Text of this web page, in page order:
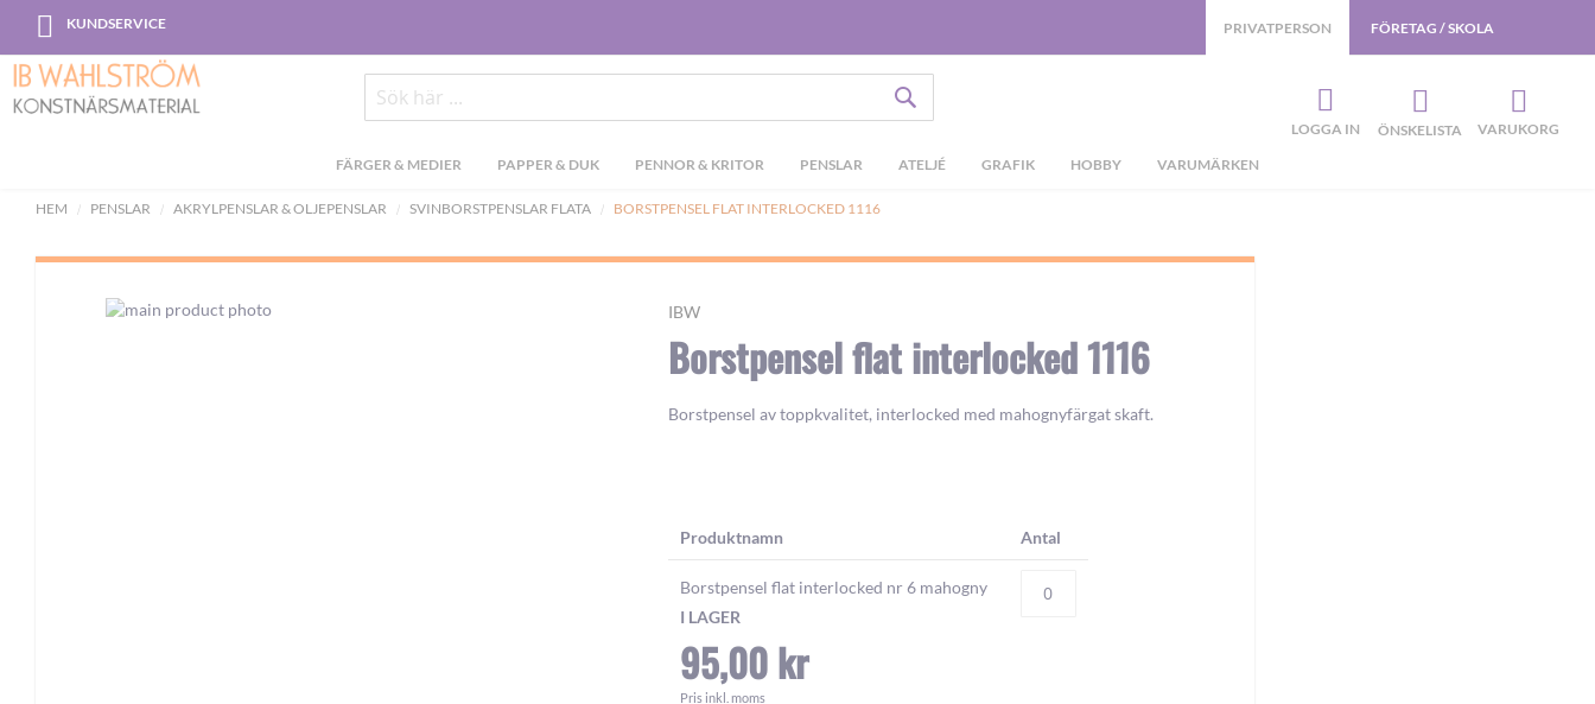
KUNDSERVICESkip
Content
Sök
FÄRGER & MEDIER PAPPER & DUK PENNOR & KRITOR PENSLAR ATELJÉ GRAFIK HOBBY VARUMÄRKEN
PRIVATPERSON FÖRETAG / SKOLA
LOGGA IN ÖNSKELISTA VARUKORG
HEM PENSLAR AKRYLPENSLAR & OLJEPENSLAR SVINBORSTPENSLAR FLATA BORSTPENSEL FLAT INTERLOCKED 1116
IBW
Borstpensel flat interlocked 1116
Borstpensel av toppkvalitet, interlocked med mahognyfärgat skaft.
produktens
varor
Produktnamn Antal
Borstpensel flat interlocked nr 6 mahogny
I LAGER
95,00 kr
Pris inkl. moms